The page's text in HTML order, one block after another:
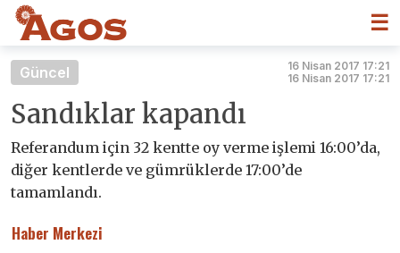
☰
Güncel
16 Nisan 2017 17:21
16 Nisan 2017 17:21
Sandıklar kapandı
Referandum için 32 kentte oy verme işlemi 16:00’da,
diğer kentlerde ve gümrüklerde 17:00’de
tamamlandı.
Haber Merkezi